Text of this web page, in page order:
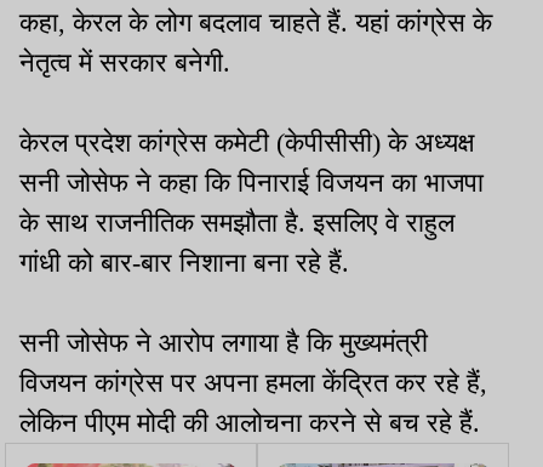
कहा, केरल के लोग बदलाव चाहते हैं. यहां कांग्रेस के
नेतृत्व में सरकार बनेगी.
केरल प्रदेश कांग्रेस कमेटी (केपीसीसी) के अध्यक्ष
सनी जोसेफ ने कहा कि पिनाराई विजयन का भाजपा
के साथ राजनीतिक समझौता है. इसलिए वे राहुल
गांधी को बार-बार निशाना बना रहे हैं.
सनी जोसेफ ने आरोप लगाया है कि मुख्यमंत्री
विजयन कांग्रेस पर अपना हमला केंद्रित कर रहे हैं,
लेकिन पीएम मोदी की आलोचना करने से बच रहे हैं.